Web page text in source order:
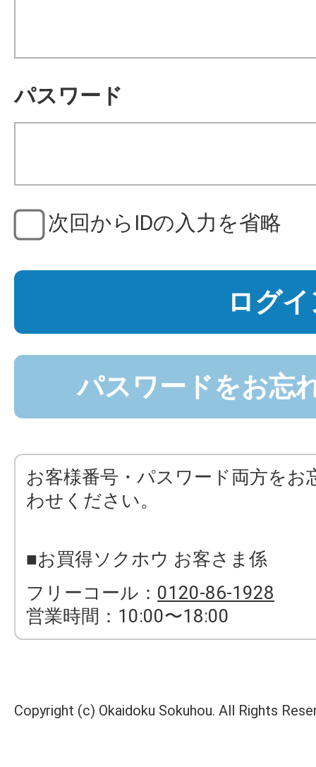
パスワード
次回からIDの入力を省略
ログ
パスワードをお忘
お客様番号・パスワード両方を
わせください。
■お買得ソクホウ お客さま係
フリーコール： 0120-86-1928
営業時間：10:00〜18:00
Copyright (c) Okaidoku Sokuhou. All Rights